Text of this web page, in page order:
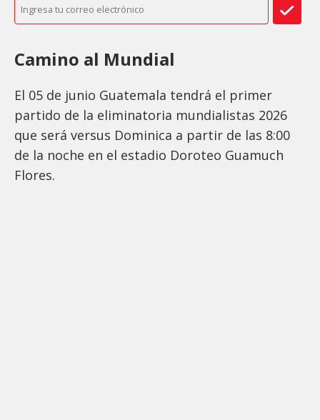
Camino al Mundial
El 05 de junio Guatemala tendrá el primer
partido de la eliminatoria mundialistas 2026
que será versus Dominica a partir de las 8:00
de la noche en el estadio Doroteo Guamuch
Flores.